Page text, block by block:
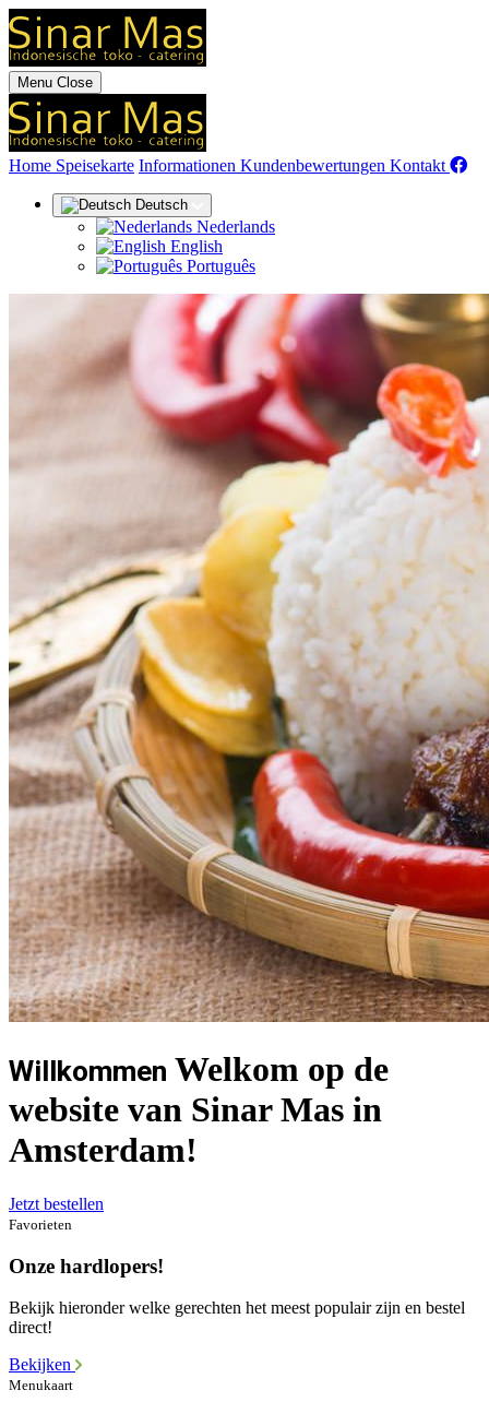
Menu Close
Home (aktuell)
Speisekarte Informationen Kundenbewertungen Kontakt
Deutsch
Nederlands
English
Português
Willkommen Welkom op de
website van Sinar Mas in
Amsterdam!
Jetzt bestellen
Favorieten
Onze hardlopers!
Bekijk hieronder welke gerechten het meest populair zijn en bestel
direct!
Bekijken
Menukaart